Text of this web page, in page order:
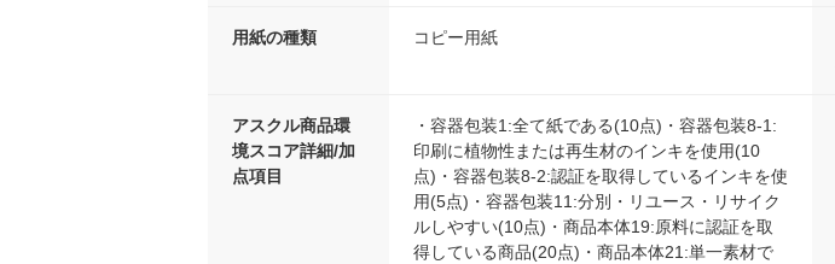
用紙の種類 コピー用紙
アスクル商品環
境スコア詳細/加
点項目
・容器包装1:全て紙である(10点)・容器包装8-1:
印刷に植物性または再生材のインキを使用(10
点)・容器包装8-2:認証を取得しているインキを使
用(5点)・容器包装11:分別・リユース・リサイク
ルしやすい(10点)・商品本体19:原料に認証を取
得している商品(20点)・商品本体21:単一素材で